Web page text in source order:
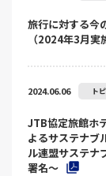
旅行に対する今
（2024年3月実
2024.06.06 ト
JTB協定旅館ホ
よるサステナ
ル連盟サステナ
署名～